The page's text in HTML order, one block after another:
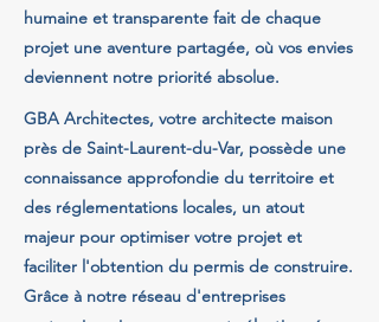
humaine et transparente fait de chaque
projet une aventure partagée, où vos envies
deviennent notre priorité absolue.
GBA Architectes, votre architecte maison
près de Saint-Laurent-du-Var, possède une
connaissance approfondie du territoire et
des réglementations locales, un atout
majeur pour optimiser votre projet et
faciliter l'obtention du permis de construire.
Grâce à notre réseau d'entreprises